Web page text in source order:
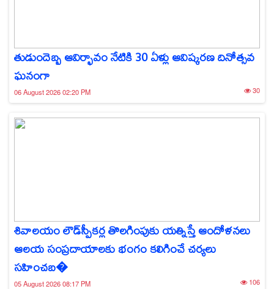
తుడుందెబ్బ ఆవిర్భావం నేటికి 30 ఏళ్లు ఆవిష్కరణ దినోత్సవ
ఘనంగా
06 August 2026 02:20 PM 30
శివాలయం లౌడ్‌స్పీకర్ల తొలగింపుకు యత్నిస్తే ఆందోళనలు
ఆలయ సంప్రదాయాలకు భంగం కలిగించే చర్యలు
సహించబ�
05 August 2026 08:17 PM 106